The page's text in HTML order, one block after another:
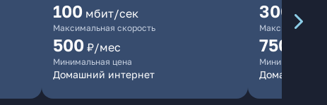
100 мбит/сек
Максимальная скорость
500 ₽/мес
Минимальная цена
Домашний интернет
300
Максимальная
750
Минимальная
Домашний